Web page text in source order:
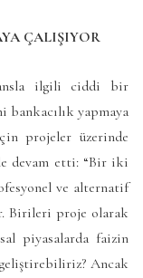
ÇALIŞIYOR
ilgili ciddi bir
yapmaya
projeler üzerinde
devam etti: “Bir iki
ve alternatif
Birileri proje olarak
piyasalarda faizin
Ancak